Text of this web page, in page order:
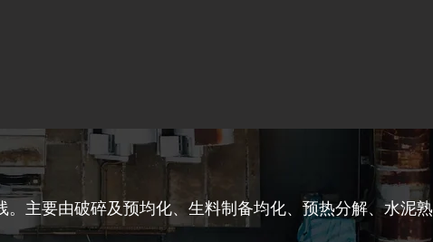
主要由破碎及预均化、生料制备均化、预热分解、水泥熟